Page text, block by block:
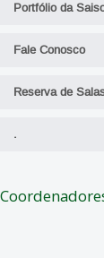
Portfólio da
Fale Conosco
Reserva de
.